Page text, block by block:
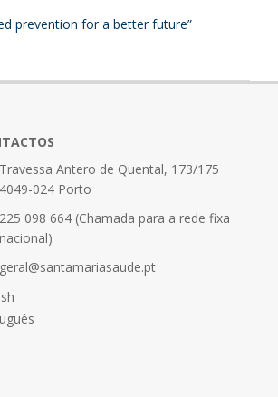
prevention for a better future”
Travessa Antero de Quental, 173/175
4049-024 Porto
225 098 664 (Chamada para a rede fixa
nacional)
geral@santamariasaude.pt